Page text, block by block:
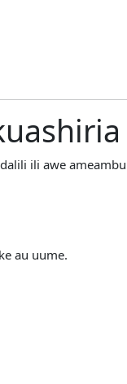
ili awe
au uume.